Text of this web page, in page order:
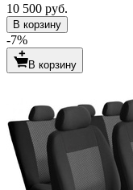
10 500 руб.
В корзину
-7%
В корзину